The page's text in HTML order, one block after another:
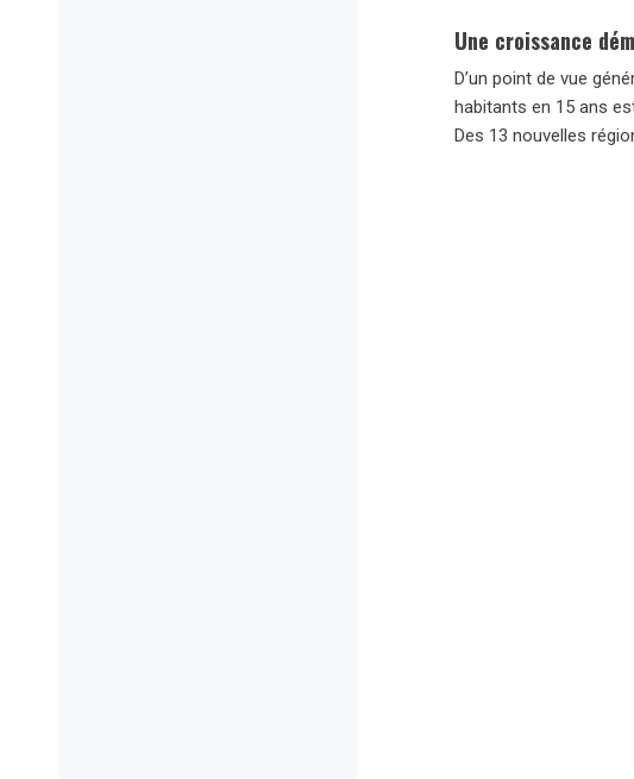
Une croissance
D’un point de vue
habitants en 15 ans
Des 13 nouvelles